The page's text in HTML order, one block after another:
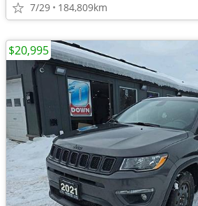
7/29 184,809km
$20,995